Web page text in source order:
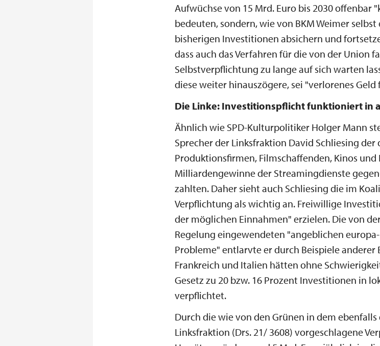
Aufwüchse von 15 Mrd. Euro bis 2030 offenbar
bedeuten, sondern, wie von BKM Weimer
bisherigen Investitionen absichern und
dass auch das Verfahren für die von der Union
Selbstverpflichtung zu lange auf sich warten
diese weiter hinauszögere, sei "verlorenes Geld
Die Linke: Investitionspflicht funktioniert in
Ähnlich wie SPD-Kulturpolitiker Holger Mann
Sprecher der Linksfraktion David Schliesing der
Produktionsfirmen, Filmschaffenden, Kinos und
Milliardengewinne der Streamingdienste
zahlten. Daher sieht auch Schliesing die im
Verpflichtung als wichtig an. Freiwillige
der möglichen Einnahmen" erzielen. Die von
Regelung eingewendeten "angeblichen
Probleme" entlarvte er durch Beispiele anderer
Frankreich und Italien hätten ohne
Gesetz zu 20 bzw. 16 Prozent Investitionen in
verpflichtet.
Durch die wie von den Grünen in dem
Linksfraktion (Drs. 21/ 3608) vorgeschlagene